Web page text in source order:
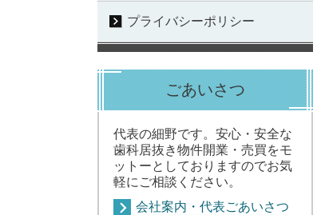
プライバシーポリシー
ごあいさつ
代表の細野です。安心・安全な
歯科居抜き物件開業・売買をモ
ットーとしておりますのでお気
軽にご相談ください。
会社案内・代表ごあいさつ